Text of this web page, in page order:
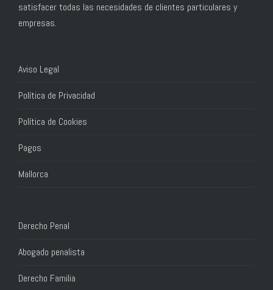
satisfacer todas las necesidades de clientes particulares y
empresas.
Aviso Legal
Política de Privacidad
Política de Cookies
Pagos
Mallorca
Derecho Penal
Abogado penalista
Derecho Familia